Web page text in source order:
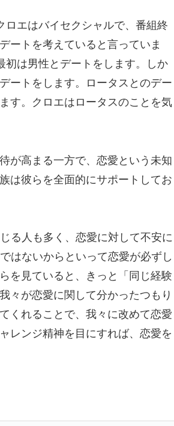
ロエはバイセクシャルで、番組終
ートを考えていると言っていま
初は男性とデートをします。しか
ートをします。ロータスとのデー
す。クロエはロータスのことを気
が高まる一方で、恋愛という未知
は彼らを全面的にサポートしてお
る人も多く、恋愛に対して不安に
はないからといって恋愛が必ずし
を見ていると、きっと「同じ経験
々が恋愛に関して分かったつもり
くれることで、我々に改めて恋愛
レンジ精神を目にすれば、恋愛を